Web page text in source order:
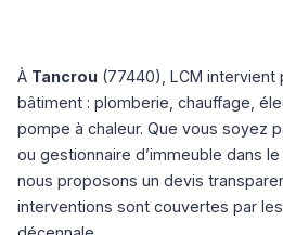
À Tancrou (77440), LCM intervient
bâtiment : plomberie, chauffage,
pompe à chaleur. Que vous soyez
ou gestionnaire d’immeuble dans
nous proposons un devis
interventions sont couvertes par